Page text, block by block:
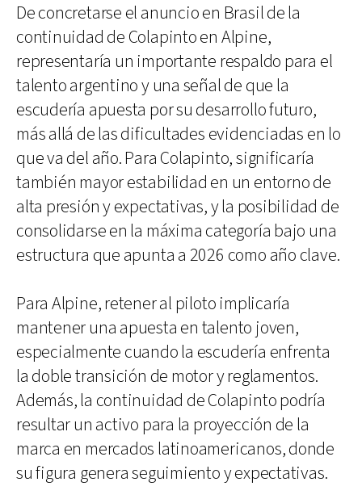
De concretarse el anuncio en Brasil de la
continuidad de Colapinto en Alpine,
representaría un importante respaldo para el
talento argentino y una señal de que la
escudería apuesta por su desarrollo futuro,
más allá de las dificultades evidenciadas en lo
que va del año. Para Colapinto, significaría
también mayor estabilidad en un entorno de
alta presión y expectativas, y la posibilidad de
consolidarse en la máxima categoría bajo una
estructura que apunta a 2026 como año clave.
Para Alpine, retener al piloto implicaría
mantener una apuesta en talento joven,
especialmente cuando la escudería enfrenta
la doble transición de motor y reglamentos.
Además, la continuidad de Colapinto podría
resultar un activo para la proyección de la
marca en mercados latinoamericanos, donde
su figura genera seguimiento y expectativas.